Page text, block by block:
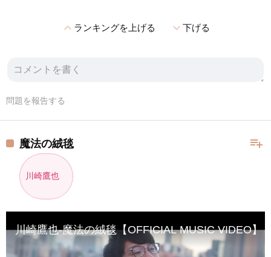
expand_lessランキングを上げる expand_more下げる
問題を報告する
playlist_add
魔法の絨毯
川崎鷹也
川崎鷹也-魔法の絨毯【OFFICIAL MUSIC VIDEO】